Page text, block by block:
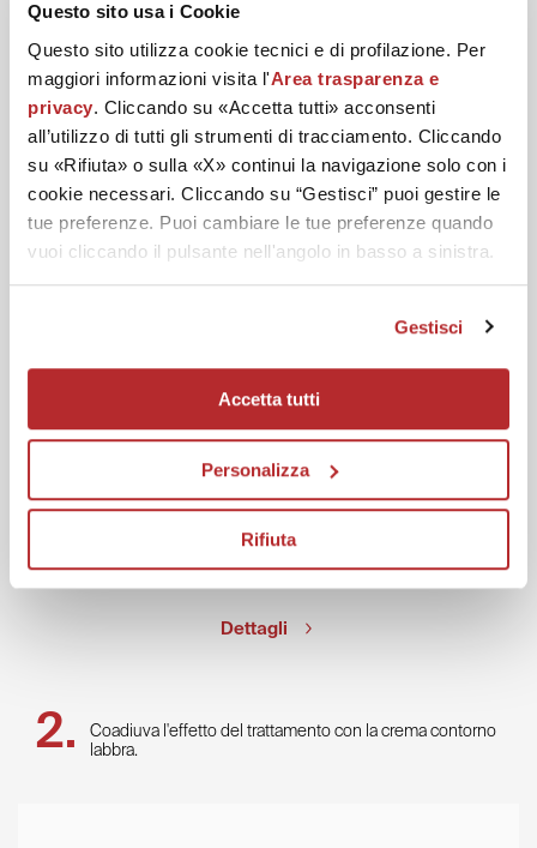
Questo sito usa i Cookie
Questo sito utilizza cookie tecnici e di profilazione. Per
maggiori informazioni visita l'Area trasparenza e
privacy. Cliccando su «Accetta tutti» acconsenti
all’utilizzo di tutti gli strumenti di tracciamento. Cliccando
su «Rifiuta» o sulla «X» continui la navigazione solo con i
cookie necessari. Cliccando su “Gestisci” puoi gestire le
tue preferenze. Puoi cambiare le tue preferenze quando
vuoi cliccando il pulsante nell'angolo in basso a sinistra.
Gestisci
Accetta tutti
Personalizza
Rifiuta
102,00€
Dettagli
Coadiuva l'effetto del trattamento con la crema contorno
labbra.